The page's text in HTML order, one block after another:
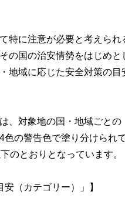
特に注意が必要と考えられ
の国の治安情勢をはじめ
地域に応じた安全対策の目
、対象地の国・地域ごとの
の警告色で塗り分けられ
のとおりとなっています。
（カテゴリー）」】